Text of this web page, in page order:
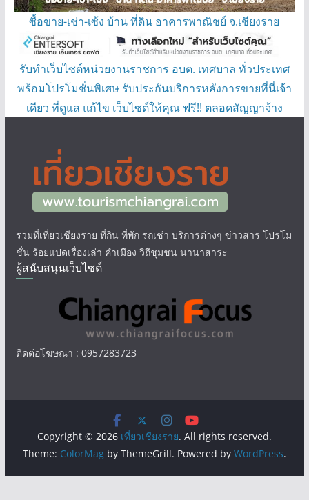
ซื้อขาย-เช่า-เซ้ง บ้าน ที่ดิน อาคารพาณิชย์ จ.เชียงราย
รับทำเว็บไซต์หน่วยงานราชการ อบต. เทศบาล ทั่วประเทศ
พร้อมโปรโมชั่นพิเศษ รับประกันบริการหลังการขายที่นี่เจ้า
เดียว ที่ดูแล แก้ไข เว็บไซต์ให้คุณ ฟรี!! ตลอดสัญญาจ้าง
รวมที่เที่ยวเชียงราย ที่กิน ที่พัก รถเช่า บริการต่างๆ ข่าวสาร โปรโม
ชั่น ร้อยแปดเรื่องเล่า คำเมือง วิถีชุมชน นานาสาระ
ผู้สนับสนุนเว็บไซต์
ติดต่อโฆษณา : 0957283723
Copyright © 2026 เที่ยวเชียงราย. All rights reserved.
Theme: ColorMagby ThemeGrill. Powered by WordPress.